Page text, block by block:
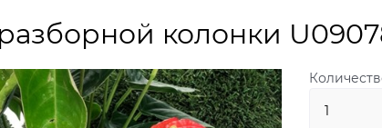
колонки